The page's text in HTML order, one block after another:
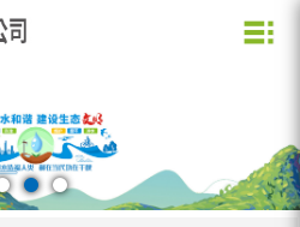
企业理念
营业网点